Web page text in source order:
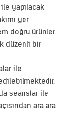
yapılacak
yer
doğru ürünler
düzenli bir
ile
seanslar ile
ara ara